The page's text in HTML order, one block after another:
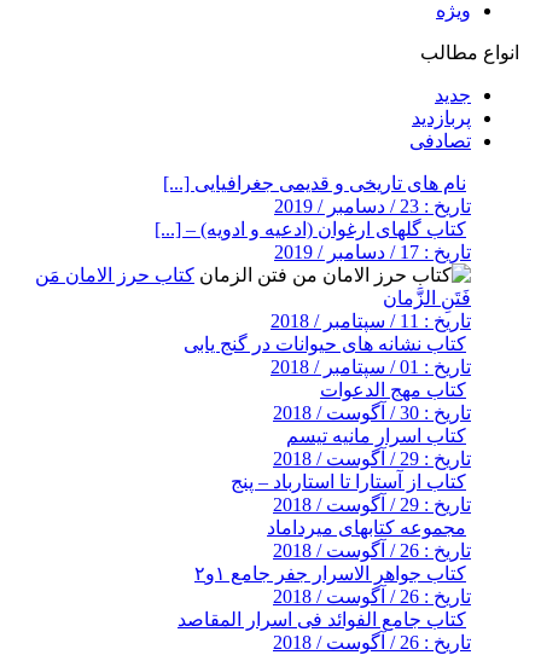
ویژه
انواع مطالب
جدید
پربازدید
تصادفی
نام های تاریخی و قدیمی جغرافیایی [...]
تاریخ : 23 / دسامبر / 2019
کتاب گلهای ارغوان (ادعیه و ادویه) – [...]
تاریخ : 17 / دسامبر / 2019
کتاب حرز الامان مَن
فَتَنِ الزَّمان
تاریخ : 11 / سپتامبر / 2018
کتاب نشانه های حیوانات در گنج یابی
تاریخ : 01 / سپتامبر / 2018
کتاب مهج الدعوات
تاریخ : 30 / آگوست / 2018
کتاب اسرار مانیه تیسم
تاریخ : 29 / آگوست / 2018
کتاب از آستارا تا استارباد – پنج
تاریخ : 29 / آگوست / 2018
مجموعه کتابهای میرداماد
تاریخ : 26 / آگوست / 2018
کتاب جواهر الاسرار جفر جامع ۱و۲
تاریخ : 26 / آگوست / 2018
کتاب جامع الفوائد فی اسرار المقاصد
تاریخ : 26 / آگوست / 2018